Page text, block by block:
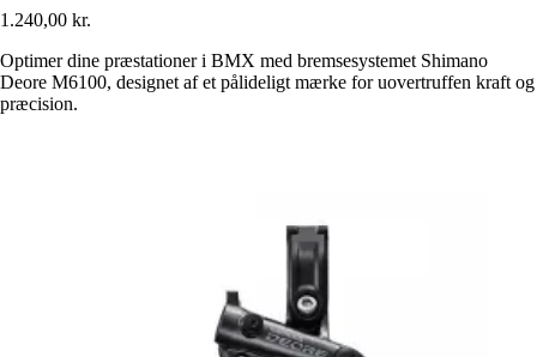
1.240,00 kr.
Optimer dine præstationer i BMX med bremsesystemet Shimano
Deore M6100, designet af et pålideligt mærke for uovertruffen kraft og
præcision.